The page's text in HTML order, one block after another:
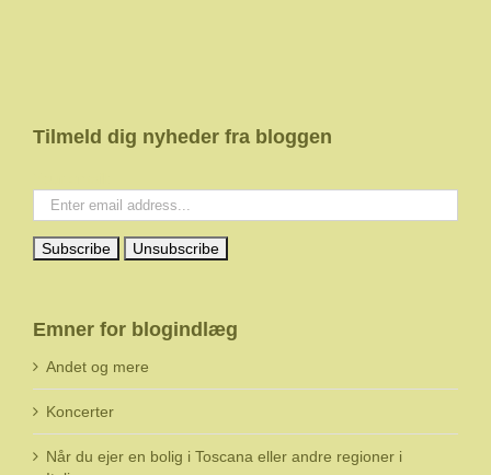
Tilmeld dig nyheder fra bloggen
Emner for blogindlæg
Andet og mere
Koncerter
Når du ejer en bolig i Toscana eller andre regioner i